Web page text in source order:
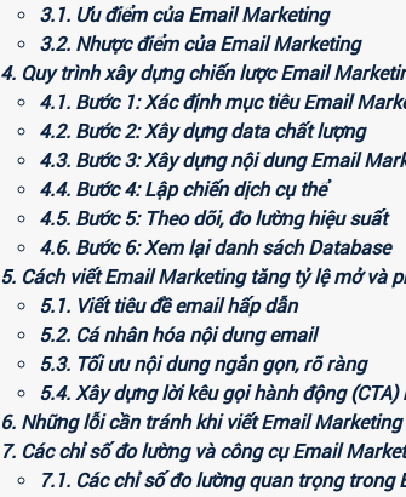
3.1. Ưu điểm của Email Marketing
3.2. Nhược điểm của Email Marketing
4. Quy trình xây dựng chiến lược Email
4.1. Bước 1: Xác định mục tiêu Email
4.2. Bước 2: Xây dựng data chất lượng
4.3. Bước 3: Xây dựng nội dung Email
4.4. Bước 4: Lập chiến dịch cụ thể
4.5. Bước 5: Theo dõi, đo lường hiệu suất
4.6. Bước 6: Xem lại danh sách Database
5. Cách viết Email Marketing tăng tỷ lệ mở và
5.1. Viết tiêu đề email hấp dẫn
5.2. Cá nhân hóa nội dung email
5.3. Tối ưu nội dung ngắn gọn, rõ ràng
5.4. Xây dựng lời kêu gọi hành động (CTA)
6. Những lỗi cần tránh khi viết Email Marketing
7. Các chỉ số đo lường và công cụ Email
7.1. Các chỉ số đo lường quan trọng trong